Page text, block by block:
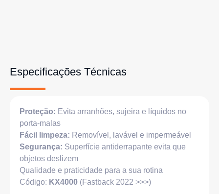
Especificações Técnicas
Proteção: Evita arranhões, sujeira e líquidos no
porta-malas
Fácil limpeza: Removível, lavável e impermeável
Segurança: Superfície antiderrapante evita que
objetos deslizem
Qualidade e praticidade para a sua rotina
Código: KX4000 (Fastback 2022 >>>)